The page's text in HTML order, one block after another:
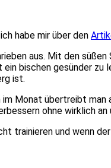
habe mir über den
aus. Mit den
bischen gesünder
ist.
Monat übertreibt
ohne wirklich
trainieren und wenn